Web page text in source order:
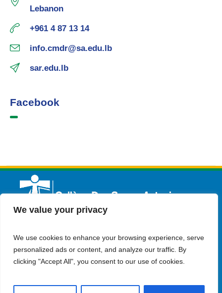
We value your privacy
We use cookies to enhance your browsing experience, serve
personalized ads or content, and analyze our traffic. By
clicking "Accept All", you consent to our use of cookies.
Lebanon
+961 4 87 13 14
info.cmdr@sa.edu.lb
sar.edu.lb
Facebook
Français Admission Contactez-nous